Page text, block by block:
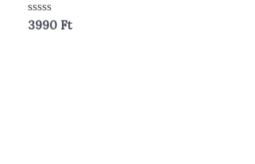
Értékelés:
3990 Ft